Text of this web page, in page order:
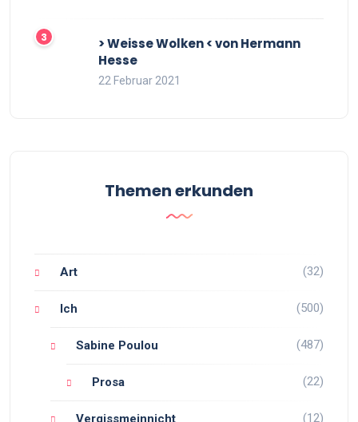
> Weisse Wolken < von Hermann
Hesse
22 Februar 2021
Themen erkunden
Art (32)
Ich (500)
Sabine Poulou (487)
Prosa (22)
Vergissmeinnicht (12)